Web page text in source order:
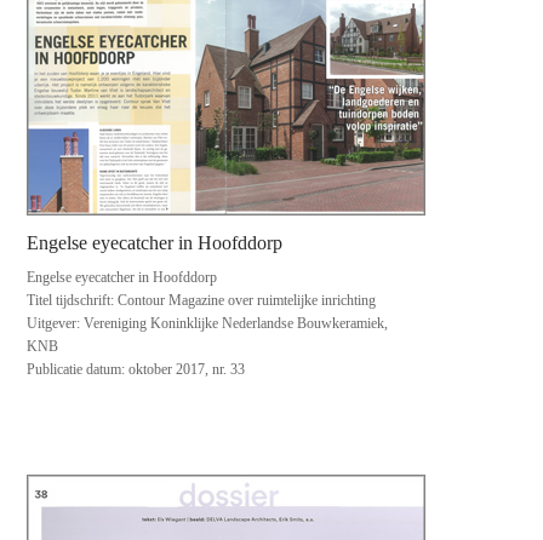
Engelse eyecatcher in Hoofddorp
Engelse eyecatcher in Hoofddorp
Titel tijdschrift: Contour Magazine over ruimtelijke inrichting
Uitgever: Vereniging Koninklijke Nederlandse Bouwkeramiek,
KNB
Publicatie datum: oktober 2017, nr. 33